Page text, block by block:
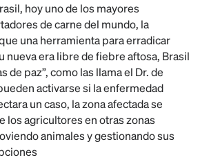
hoy uno de los mayores
de carne del mundo, la
una herramienta para erradicar
nueva era libre de fiebre aftosa, Brasil
de paz”, como las llama el Dr. de
activarse si la enfermedad
un caso, la zona afectada se
los agricultores en otras zonas
animales y gestionando sus